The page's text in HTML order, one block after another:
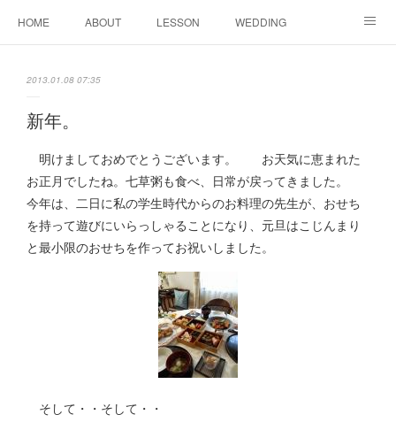
HOME ABOUT LESSON WEDDING
2013.01.08 07:35
新年。
明けましておめでとうございます。 お天気に恵まれた
お正月でしたね。七草粥も食べ、日常が戻ってきました。
今年は、二日に私の学生時代からのお料理の先生が、おせち
を持って遊びにいらっしゃることになり、元旦はこじんまり
と最小限のおせちを作ってお祝いしました。
そして・・そして・・